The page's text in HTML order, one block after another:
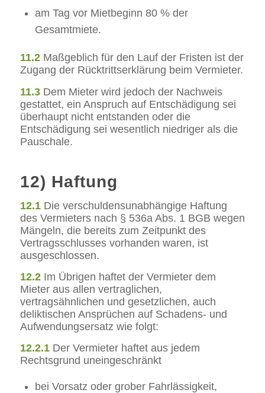
am Tag vor Mietbeginn 80 % der
Gesamtmiete.
11.2 Maßgeblich für den Lauf der Fristen ist der
Zugang der Rücktrittserklärung beim Vermieter.
11.3 Dem Mieter wird jedoch der Nachweis
gestattet, ein Anspruch auf Entschädigung sei
überhaupt nicht entstanden oder die
Entschädigung sei wesentlich niedriger als die
Pauschale.
12) Haftung
12.1 Die verschuldensunabhängige Haftung
des Vermieters nach § 536a Abs. 1 BGB wegen
Mängeln, die bereits zum Zeitpunkt des
Vertragsschlusses vorhanden waren, ist
ausgeschlossen.
12.2 Im Übrigen haftet der Vermieter dem
Mieter aus allen vertraglichen,
vertragsähnlichen und gesetzlichen, auch
deliktischen Ansprüchen auf Schadens- und
Aufwendungsersatz wie folgt:
12.2.1 Der Vermieter haftet aus jedem
Rechtsgrund uneingeschränkt
bei Vorsatz oder grober Fahrlässigkeit,